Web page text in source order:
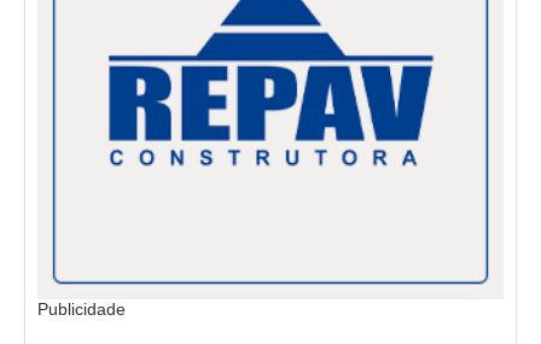
Publicidade